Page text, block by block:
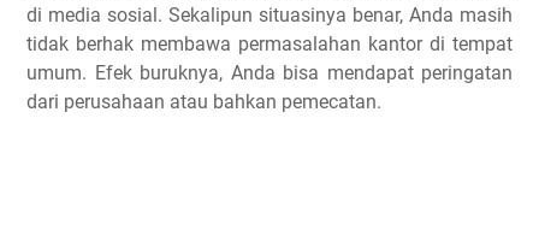
di media sosial. Sekalipun situasinya benar, Anda masih
tidak berhak membawa permasalahan kantor di tempat
umum. Efek buruknya, Anda bisa mendapat peringatan
dari perusahaan atau bahkan pemecatan.